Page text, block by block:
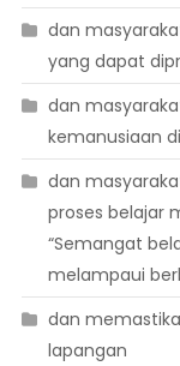
dan
yang dapat
dan
kemanusiaan
dan
proses belajar
“Semangat
melampaui
dan
lapangan